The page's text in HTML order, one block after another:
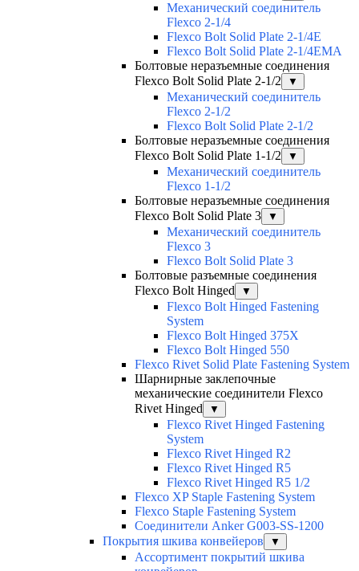
Механический соединитель
Flexco 2-1/4
Flexco Bolt Solid Plate 2-1/4E
Flexco Bolt Solid Plate 2-1/4EMA
Болтовые неразъемные соединения
Flexco Bolt Solid Plate 2-1/2
▼
Механический соединитель
Flexco 2-1/2
Flexco Bolt Solid Plate 2-1/2
Болтовые неразъемные соединения
Flexco Bolt Solid Plate 1-1/2
▼
Механический соединитель
Flexco 1-1/2
Болтовые неразъемные соединения
Flexco Bolt Solid Plate 3
▼
Механический соединитель
Flexco 3
Flexco Bolt Solid Plate 3
Болтовые разъемные соединения
Flexco Bolt Hinged
▼
Flexco Bolt Hinged Fastening
System
Flexco Bolt Hinged 375X
Flexco Bolt Hinged 550
Flexco Rivet Solid Plate Fastening System
Шарнирные заклепочные
механические соединители Flexco
Rivet Hinged
▼
Flexco Rivet Hinged Fastening
System
Flexco Rivet Hinged R2
Flexco Rivet Hinged R5
Flexco Rivet Hinged R5 1/2
Flexco XP Staple Fastening System
Flexco Staple Fastening System
Соединители Anker G003-SS-1200
Покрытия шкива конвейеров
▼
Ассортимент покрытий шкива